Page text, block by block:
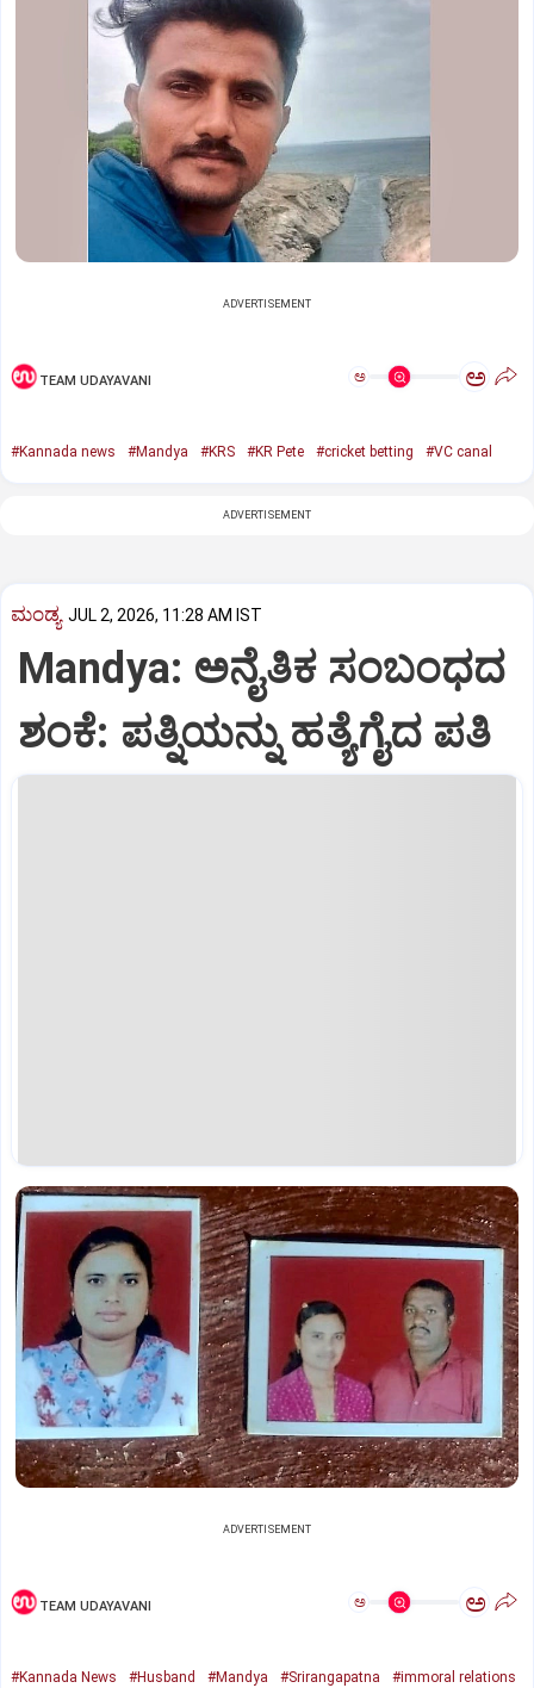
ADVERTISEMENT
TEAM UDAYAVANI ಅ ಅ
#Kannada news #Mandya #KRS #KR Pete #cricket betting #VC canal
ADVERTISEMENT
ಮಂಡ್ಯ JUL 2, 2026, 11:28 AM IST
Mandya: ಅನೈತಿಕ ಸಂಬಂಧದ
ಶಂಕೆ: ಪತ್ನಿಯನ್ನು ಹತ್ಯೆಗೈದ ಪತಿ
ADVERTISEMENT
TEAM UDAYAVANI ಅ ಅ
#Kannada News #Husband #Mandya #Srirangapatna
#immoral relations